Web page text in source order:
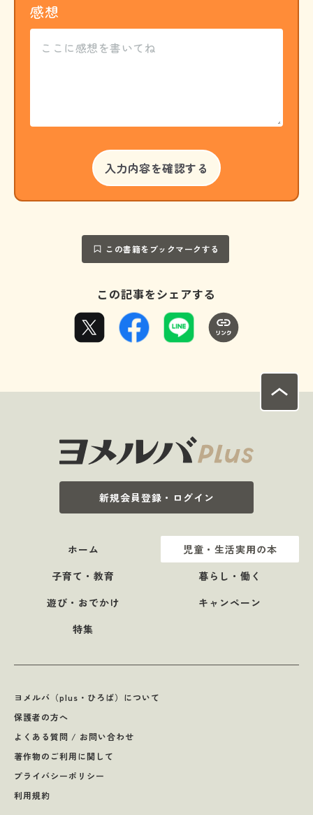
感想
この書籍をブックマークする
この記事をシェアする
新規会員登録・ログイン
ホーム
児童・生活実用の本
子育て・教育
暮らし・働く
遊び・おでかけ
キャンペーン
特集
ヨメルバ（plus・ひろば）について
保護者の方へ
よくある質問 / お問い合わせ
著作物のご利用に関して
プライバシーポリシー
利用規約